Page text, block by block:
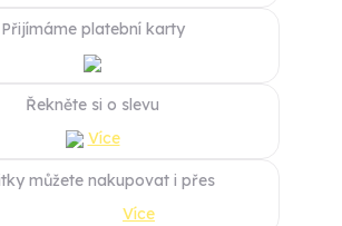
Přijímáme platební karty
Řekněte si o slevu
Více
můžete nakupovat i přes
Více